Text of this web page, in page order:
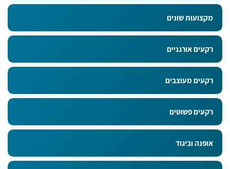
מקצועות שונים
רקעים אורגניים
רקעים מעוצבים
רקעים פשוטים
אופנה וביגוד